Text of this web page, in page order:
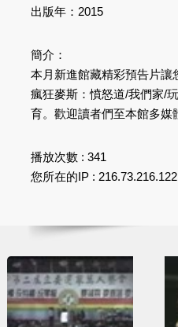
出版年：2015
簡介：
本月新進館藏精彩預告片讓
瘋狂麥斯：憤怒道/我們家/
育。歡迎讀者們至本館多媒
播放次數 : 341
您所在的IP : 216.73.216.122